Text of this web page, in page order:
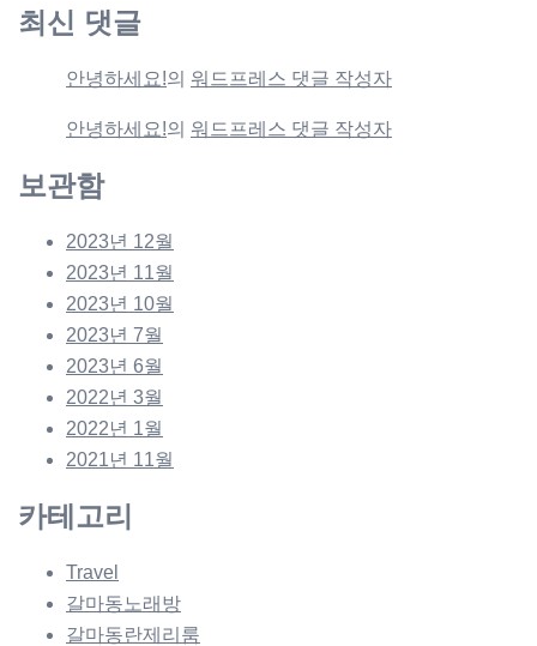
최신 댓글
안녕하세요!의 워드프레스 댓글 작성자
안녕하세요!의 워드프레스 댓글 작성자
보관함
2023년 12월
2023년 11월
2023년 10월
2023년 7월
2023년 6월
2022년 3월
2022년 1월
2021년 11월
카테고리
Travel
갈마동노래방
갈마동란제리룸